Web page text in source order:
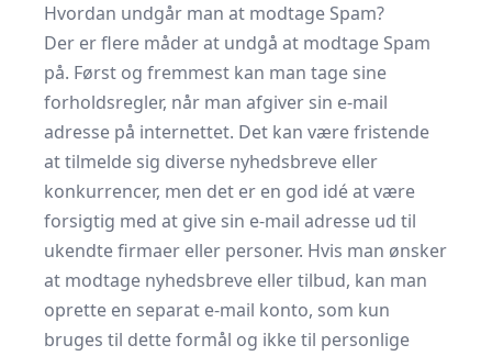
Hvordan undgår man at modtage Spam?
Der er flere måder at undgå at modtage Spam
på. Først og fremmest kan man tage sine
forholdsregler, når man afgiver sin e-mail
adresse på internettet. Det kan være fristende
at tilmelde sig diverse nyhedsbreve eller
konkurrencer, men det er en god idé at være
forsigtig med at give sin e-mail adresse ud til
ukendte firmaer eller personer. Hvis man ønsker
at modtage nyhedsbreve eller tilbud, kan man
oprette en separat e-mail konto, som kun
bruges til dette formål og ikke til personlige